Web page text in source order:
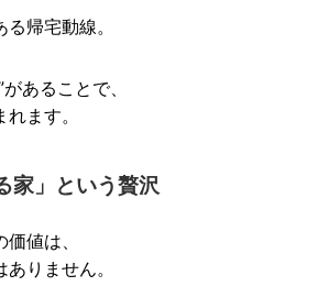
帰宅動線。
あることで、
ます。
家」という贅沢
値は、
りません。